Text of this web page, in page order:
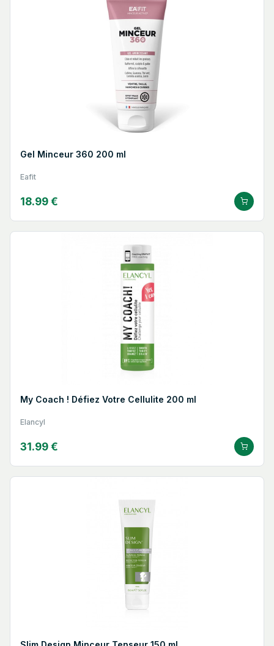
Gel Minceur 360 200 ml
Eafit
18.99 €
My Coach ! Défiez Votre Cellulite 200 ml
Elancyl
31.99 €